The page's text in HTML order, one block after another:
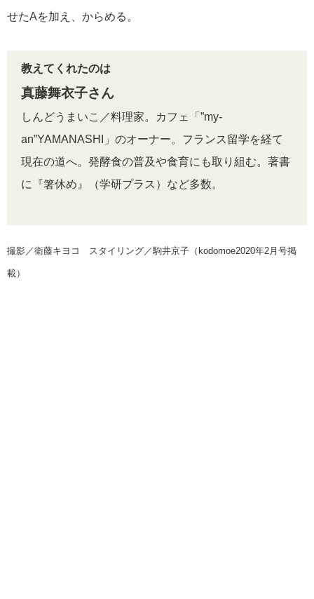
せたAを加え、からめる。
教えてくれたのは
真藤舞衣子さん
しんどうまいこ／料理家。カフェ「”my-
an”YAMANASHI」のオーナー。フランス留学を経て
現在の道へ。発酵食の普及や食育にも取り組む。著書
に『箸休め』（学研プラス）など多数。
撮影／衛藤キヨコ スタイリング／駒井京子（kodomoe2020年2月号掲
載）